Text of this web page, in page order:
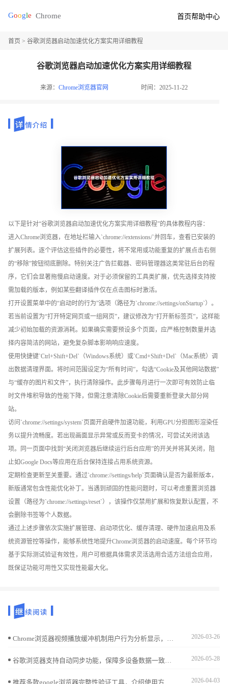
首页帮助中心
首页 > 谷歌浏览器启动加速优化方案实用详细教程
谷歌浏览器启动加速优化方案实用详细教程
来源：Chrome浏览器官网 时间：2025-11-22
以下是针对“谷歌浏览器启动加速优化方案实用详细教程”的具体教程内容：
进入Chrome浏览器，在地址栏输入`chrome://extensions/`并回车，查看已安装的
扩展列表。逐个评估这些插件的必要性，将不常用或功能重复的扩展点击右侧
的“移除”按钮彻底删除。特别关注广告拦截器、密码管理器这类常驻后台的程
序，它们会显著拖慢启动速度。对于必须保留的工具类扩展，优先选择支持按
需加载的版本，例如某些翻译插件仅在点击图标时激活。
打开设置菜单中的“启动时的行为”选项（路径为`chrome://settings/onStartup`）。
若当前设置为“打开特定网页或一组网页”，建议修改为“打开新标签页”，这样能
减少初始加载的资源消耗。如果确实需要预设多个页面，应严格控制数量并选
择内容简洁的网站，避免复杂脚本影响响应速度。
使用快捷键`Ctrl+Shift+Del`（Windows系统）或`Cmd+Shift+Del`（Mac系统）调
出数据清理界面。将时间范围设定为“所有时间”，勾选“Cookie及其他网站数据”
与“缓存的图片和文件”，执行清除操作。此步骤每月进行一次即可有效防止临
时文件堆积导致的性能下降，但需注意清除Cookie后需要重新登录大部分网
站。
访问`chrome://settings/system`页面开启硬件加速功能，利用GPU分担图形渲染任
务以提升流畅度。若出现画面显示异常或反而变卡的情况，可尝试关闭该选
项。同一页面中找到“关闭浏览器后继续运行后台应用”的开关并将其关闭，阻
止如Google Docs等应用在后台保持连接占用系统资源。
定期检查更新至关重要。通过`chrome://settings/help`页面确认是否为最新版本，
新版通常包含性能优化补丁。当遇到顽固的性能问题时，可以考虑重置浏览器
设置（路径为`chrome://settings/reset`），该操作仅禁用扩展和恢复默认配置，不
会删除书签等个人数据。
通过上述步骤依次实施扩展管理、启动项优化、缓存清理、硬件加速启用及系
统资源管控等操作，能够系统性地提升Chrome浏览器的启动速度。每个环节均
基于实际测试验证有效性，用户可根据具体需求灵活选用合适方法组合应用，
既保证功能可用性又实现性能最大化。
2026-03-26
2026-05-28
2026-04-03